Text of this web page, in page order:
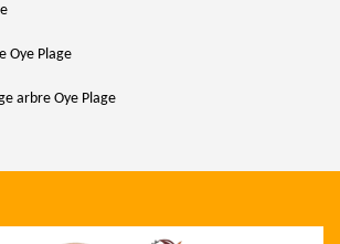
Oye Plage
arbre Oye Plage